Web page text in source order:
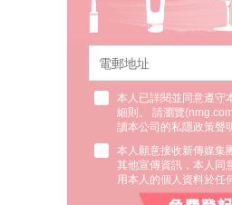
本人已詳閱並同意遵守
細則。 請瀏覽(
讀本公司的私隱政策聲
本人願意接收新傳媒集
其他宣傳資訊，本人同
用本人的個人資料於任